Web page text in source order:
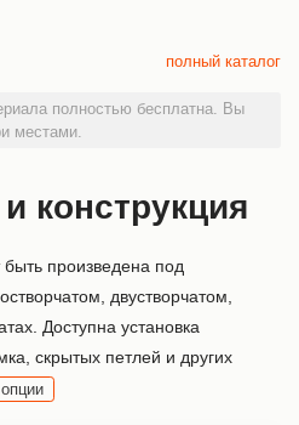
полный каталог
полностью бесплатна. Вы
местами.
конструкция
произведена под
двустворчатом,
Доступна установка
скрытых петлей и других